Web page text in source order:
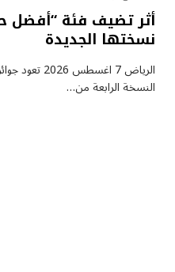
أثر تضيف فئة “أفضل
نسختها الجديدة
الرياض 7
النسخة الرابعة من…